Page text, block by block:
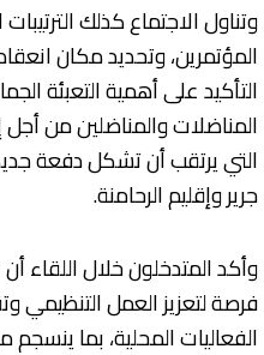
وتناول الاجتماع كذلك
المؤتمرين، وتحديد مكان
التأكيد على أهمية التعبئة
المناضلات والمناضلين من
التي يرتقب أن تشكل دفعة
جرير وإقليم الرحامنة.
وأكد المتدخلون خلال اللقاء
فرصة لتعزيز العمل التنظيمي
الفعاليات المحلية، بما ينسجم